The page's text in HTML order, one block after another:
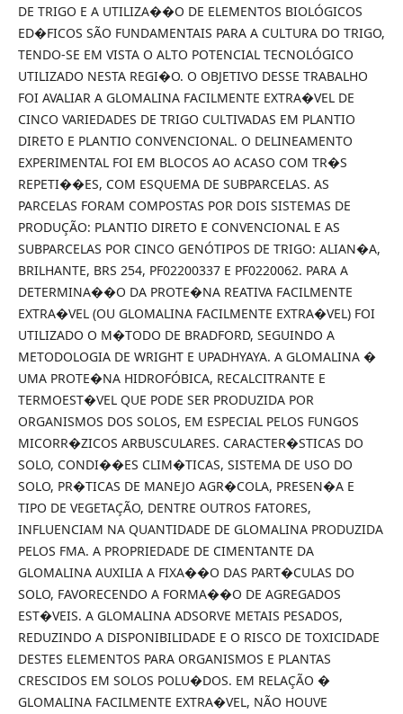
DE TRIGO E A UTILIZA��O DE ELEMENTOS BIOLÓGICOS
ED�FICOS SÃO FUNDAMENTAIS PARA A CULTURA DO TRIGO,
TENDO-SE EM VISTA O ALTO POTENCIAL TECNOLÓGICO
UTILIZADO NESTA REGI�O. O OBJETIVO DESSE TRABALHO
FOI AVALIAR A GLOMALINA FACILMENTE EXTRA�VEL DE
CINCO VARIEDADES DE TRIGO CULTIVADAS EM PLANTIO
DIRETO E PLANTIO CONVENCIONAL. O DELINEAMENTO
EXPERIMENTAL FOI EM BLOCOS AO ACASO COM TR�S
REPETI��ES, COM ESQUEMA DE SUBPARCELAS. AS
PARCELAS FORAM COMPOSTAS POR DOIS SISTEMAS DE
PRODUÇÃO: PLANTIO DIRETO E CONVENCIONAL E AS
SUBPARCELAS POR CINCO GENÓTIPOS DE TRIGO: ALIAN�A,
BRILHANTE, BRS 254, PF02200337 E PF0220062. PARA A
DETERMINA��O DA PROTE�NA REATIVA FACILMENTE
EXTRA�VEL (OU GLOMALINA FACILMENTE EXTRA�VEL) FOI
UTILIZADO O M�TODO DE BRADFORD, SEGUINDO A
METODOLOGIA DE WRIGHT E UPADHYAYA. A GLOMALINA �
UMA PROTE�NA HIDROFÓBICA, RECALCITRANTE E
TERMOEST�VEL QUE PODE SER PRODUZIDA POR
ORGANISMOS DOS SOLOS, EM ESPECIAL PELOS FUNGOS
MICORR�ZICOS ARBUSCULARES. CARACTER�STICAS DO
SOLO, CONDI��ES CLIM�TICAS, SISTEMA DE USO DO
SOLO, PR�TICAS DE MANEJO AGR�COLA, PRESEN�A E
TIPO DE VEGETAÇÃO, DENTRE OUTROS FATORES,
INFLUENCIAM NA QUANTIDADE DE GLOMALINA PRODUZIDA
PELOS FMA. A PROPRIEDADE DE CIMENTANTE DA
GLOMALINA AUXILIA A FIXA��O DAS PART�CULAS DO
SOLO, FAVORECENDO A FORMA��O DE AGREGADOS
EST�VEIS. A GLOMALINA ADSORVE METAIS PESADOS,
REDUZINDO A DISPONIBILIDADE E O RISCO DE TOXICIDADE
DESTES ELEMENTOS PARA ORGANISMOS E PLANTAS
CRESCIDOS EM SOLOS POLU�DOS. EM RELAÇÃO �
GLOMALINA FACILMENTE EXTRA�VEL, NÃO HOUVE